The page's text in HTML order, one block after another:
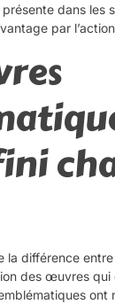
dans les
par
la différence
des œuvres
ont